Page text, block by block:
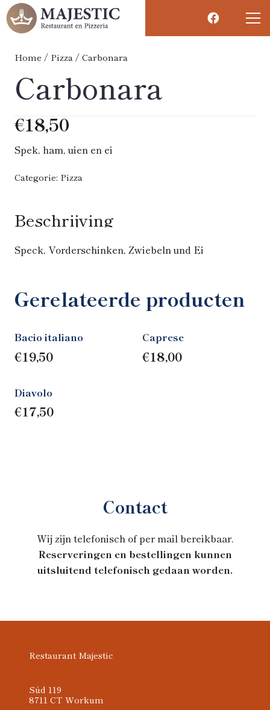
Home / Pizza / Carbonara
Carbonara
€18,50
Spek, ham, uien en ei
Categorie: Pizza
Beschrijving
Speck, Vorderschinken, Zwiebeln und Ei
Gerelateerde producten
Bacio italiano
€19,50
Caprese
€18,00
Diavolo
€17,50
Contact
Wij zijn telefonisch of per mail bereikbaar.
Reserveringen en bestellingen kunnen
uitsluitend telefonisch gedaan worden.
Restaurant Majestic
Súd 119
8711 CT Workum